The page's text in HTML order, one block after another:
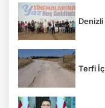
Terfi